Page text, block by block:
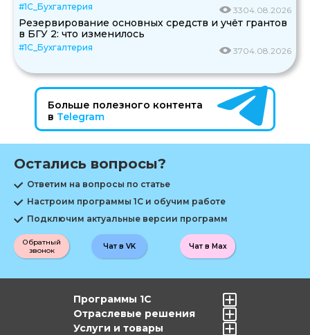
#1С_Бухгалтерия 3304.08.2026
Резервирование основных средств и учёт грантов
в БГУ 2: что изменилось
#1С_Бухгалтерия 3704.08.2026
Больше полезного контента
в Telegram
Остались вопросы?
Ответим на вопросы по статье
Настроим программы 1С и обучим работе
Подключим актуальные версии программ
Обратный
звонок
Чат в Max
Чат в VK
Программы 1С
Отраслевые решения
Услуги и товары